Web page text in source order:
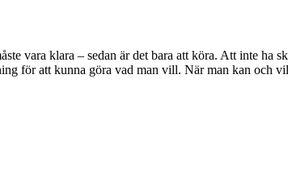
vara klara – sedan är det bara att köra. Att inte ha
för att kunna göra vad man vill. När man kan